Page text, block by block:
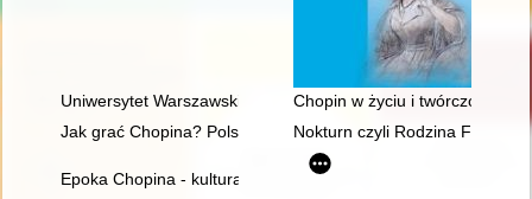
Uniwersytet Warszawski i młody ChopinChopin w życiu i twórczości
Jak grać Chopina? Polska krytyka muzyczna o
Nokturn czyli Rodzina
Epoka Chopina - kultura romantyczna we Francji i w Polsce